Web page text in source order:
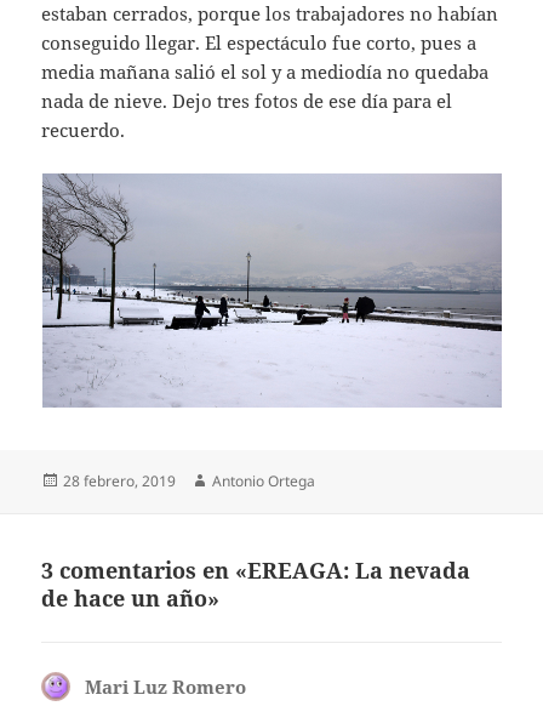
estaban cerrados, porque los trabajadores no habían
conseguido llegar. El espectáculo fue corto, pues a
media mañana salió el sol y a mediodía no quedaba
nada de nieve. Dejo tres fotos de ese día para el
recuerdo.
Publicado
28 febrero, 2019 Autor
Antonio Ortega
3 comentarios en «EREAGA: La nevada
de hace un año»
Mari Luz Romero